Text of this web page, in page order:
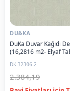
DU&KA
DuKa Duvar Kağıdı
(16,2816 m2- Elyaf
DK.32306-2
2.384,19